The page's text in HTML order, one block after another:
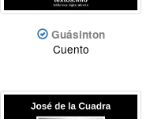
Guásinton
Cuento